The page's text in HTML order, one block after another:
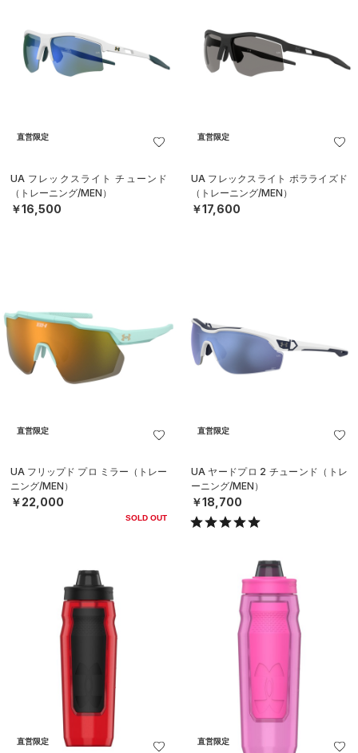
直営限定
UA フレックスライト チューンド
（トレーニング/MEN）
￥16,500
直営限定
UA フレックスライト ポラライズド
（トレーニング/MEN）
￥17,600
直営限定
UA フリップド プロ ミラー（トレー
ニング/MEN）
￥22,000
SOLD OUT
直営限定
UA ヤードプロ 2 チューンド（トレ
ーニング/MEN）
￥18,700
直営限定 直営限定